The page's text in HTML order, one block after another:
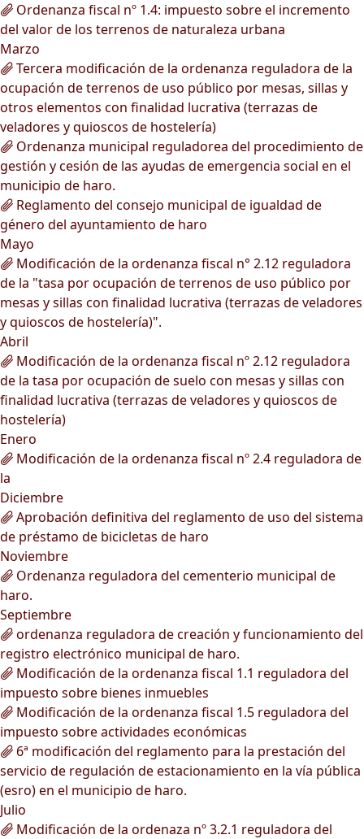
Ordenanza fiscal nº 1.4: impuesto sobre el incremento
del valor de los terrenos de naturaleza urbana
Marzo
Tercera modificación de la ordenanza reguladora de la
ocupación de terrenos de uso público por mesas, sillas y
otros elementos con finalidad lucrativa (terrazas de
veladores y quioscos de hostelería)
Ordenanza municipal reguladorea del procedimiento de
gestión y cesión de las ayudas de emergencia social en el
municipio de haro.
Reglamento del consejo municipal de igualdad de
género del ayuntamiento de haro
Mayo
Modificación de la ordenanza fiscal n° 2.12 reguladora
de la "tasa por ocupación de terrenos de uso público por
mesas y sillas con finalidad lucrativa (terrazas de veladores
y quioscos de hostelería)".
Abril
Modificación de la ordenanza fiscal nº 2.12 reguladora
de la tasa por ocupación de suelo con mesas y sillas con
finalidad lucrativa (terrazas de veladores y quioscos de
hostelería)
Enero
Modificación de la ordenanza fiscal nº 2.4 reguladora de
la
Diciembre
Aprobación definitiva del reglamento de uso del sistema
de préstamo de bicicletas de haro
Noviembre
Ordenanza reguladora del cementerio municipal de
haro.
Septiembre
ordenanza reguladora de creación y funcionamiento del
registro electrónico municipal de haro.
Modificación de la ordenanza fiscal 1.1 reguladora del
impuesto sobre bienes inmuebles
Modificación de la ordenanza fiscal 1.5 reguladora del
impuesto sobre actividades económicas
6ª modificación del reglamento para la prestación del
servicio de regulación de estacionamiento en la vía pública
(esro) en el municipio de haro.
Julio
Modificación de la ordenaza nº 3.2.1 reguladora del